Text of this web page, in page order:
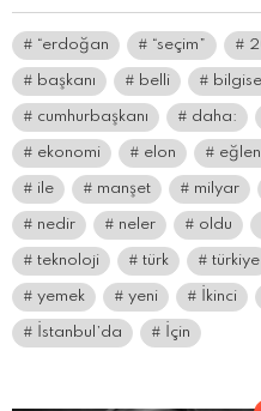
“erdoğan “seçim”
başkanı belli bilgisel
cumhurbaşkanı daha:
ekonomi elon
ile manşet milyar
nedir neler oldu
teknoloji türk türkiye
yemek yeni İkinci
İstanbul’da İçin